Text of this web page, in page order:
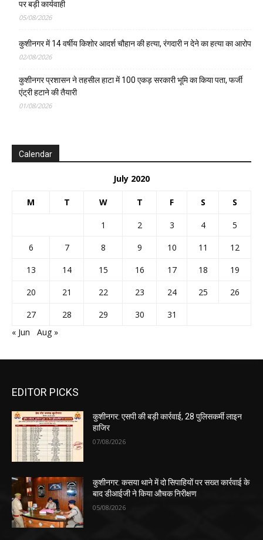
पर बड़ी कार्यवाही
05/08/2026
कुशीनगर में 14 वर्षीय किशोर आदर्श चौहान की हत्या, रंगदारी न देने का हत्या का आरोप
02/08/2026
कुशीनगर प्रशासन ने तहसील हाटा में 100 एकड़ सरकारी भूमि का किया पता, फर्जी
एंट्री हटाने की तैयारी
01/08/2026
Calendar
July 2020
M T W T F S S
1 2 3 4
5
6
7 8 9 10 11
12
13
14 15 16 17 18
19
20
21 22 23 24 25
26
27
28 29 30
31
« Jun
Aug »
EDITOR PICKS
कुशीनगर: एसपी की बड़ी कार्रवाई, 28 पुलिसकर्मी लाइन
हाजिर
07/08/2026
कुशीनगर: कसया थाने में दो सिपाहियों पर सख्त कार्रवाई के
बाद डीआईजी ने किया औचक निरीक्षण
05/08/2026